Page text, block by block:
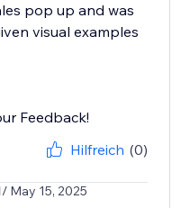
pop up and was
visual examples
Feedback!
Hilfreich (0)
/ May 15, 2025